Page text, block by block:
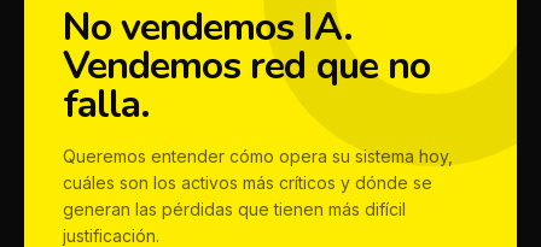
No vendemos IA.
Vendemos red que no
falla.
Queremos entender cómo opera su sistema hoy,
cuáles son los activos más críticos y dónde se
generan las pérdidas que tienen más difícil
justificación.